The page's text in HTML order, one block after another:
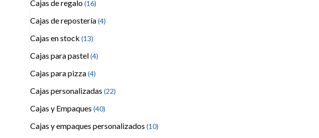
Cajas de regalo(16)
Cajas de repostería(4)
Cajas en stock (13)
Cajas para pastel(4)
Cajas para pizza(4)
Cajas personalizadas (22)
Cajas y Empaques (40)
Cajas y empaques personalizados (10)